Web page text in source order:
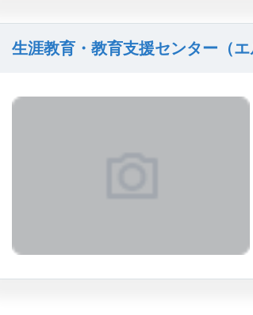
生涯教育・教育支援センター（エ